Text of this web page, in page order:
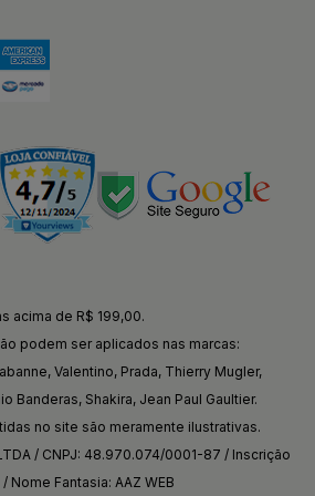
acima de R$ 199,00.
podem ser aplicados nas marcas:
Valentino, Prada, Thierry Mugler,
Banderas, Shakira, Jean Paul Gaultier.
no site são meramente ilustrativas.
/ CNPJ: 48.970.074/0001-87 / Inscrição
/ Nome Fantasia: AAZ WEB